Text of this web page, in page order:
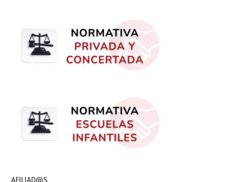
AFILIAD@S